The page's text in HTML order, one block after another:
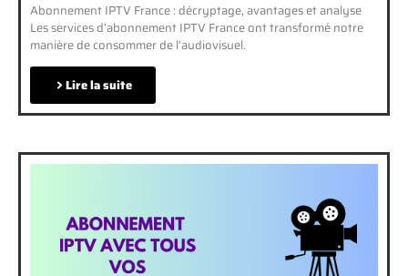
Abonnement IPTV France : décryptage, avantages et analyse
Les services d’abonnement IPTV France ont transformé notre
manière de consommer de l’audiovisuel.
Lire la suite